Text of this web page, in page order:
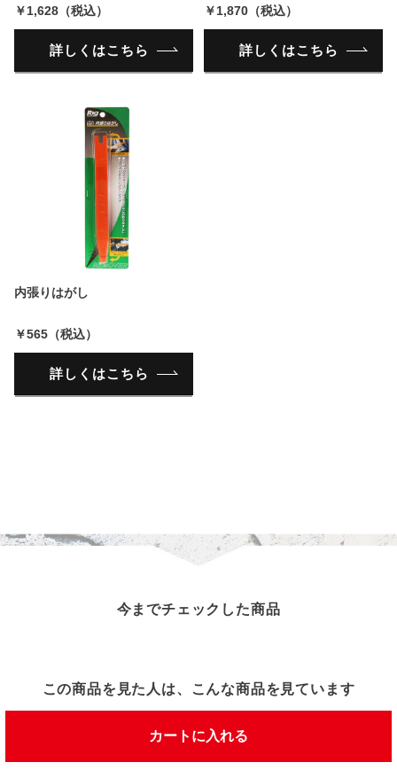
カートに入れる
￥1,628（税込）
詳しくはこちら
￥1,870（税込）
詳しくはこちら
内張りはがし
￥565（税込）
詳しくはこちら
今までチェックした商品
この商品を見た人は、こんな商品を見ています